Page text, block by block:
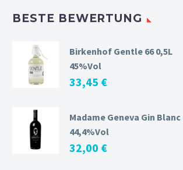
BESTE BEWERTUNG
Birkenhof Gentle 66 0,5L
45%Vol
33,45 €
Madame Geneva Gin Blanc
44,4%Vol
32,00 €